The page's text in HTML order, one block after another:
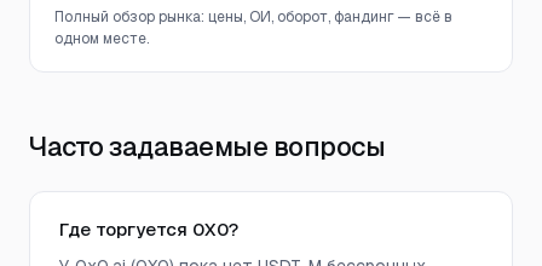
Полный обзор рынка: цены, ОИ, оборот, фандинг — всё в
одном месте.
Часто задаваемые вопросы
Где торгуется 0X0?